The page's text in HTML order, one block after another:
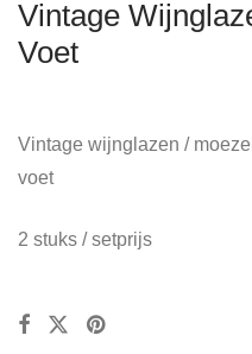
Vintage
Voet
Vintage wijnglazen /
voet
2 stuks / setprijs